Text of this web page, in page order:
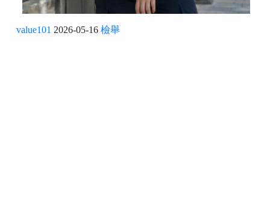
value101 2026-05-16 檢舉